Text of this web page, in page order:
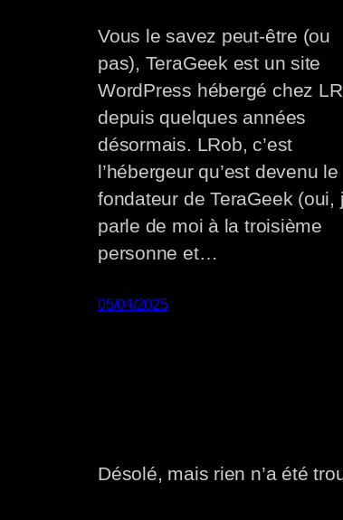
Vous le savez peut-être (ou
pas), TeraGeek est un site
WordPress hébergé chez
depuis quelques années
désormais. LRob, c’est
l’hébergeur qu’est devenu le
fondateur de TeraGeek (oui,
parle de moi à la troisième
personne et…
05/04/2025
Désolé, mais rien n’a été